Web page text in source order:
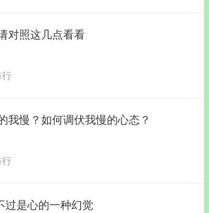
对照这几点看看
我慢？如何调伏我慢的心态？
过是心的一种幻觉